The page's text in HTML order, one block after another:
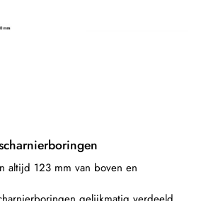
altijd 123 mm van boven en